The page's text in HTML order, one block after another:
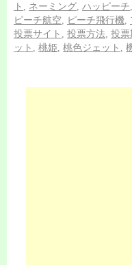
ト
ネーミング ハッピーチ
ピーチ航空
ピーチ飛行機
投票サイト
投票方法 投票
ット
桃姫 桃色ジェット